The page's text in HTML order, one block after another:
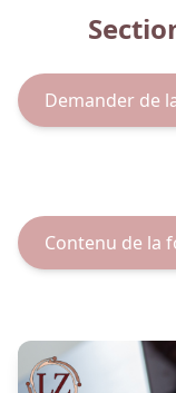
Demander de
Contenu de la